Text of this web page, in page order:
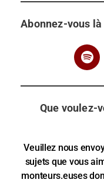
Abonnez-vous
Que voulez-
Veuillez nous
sujets que vous
monteurs.euses